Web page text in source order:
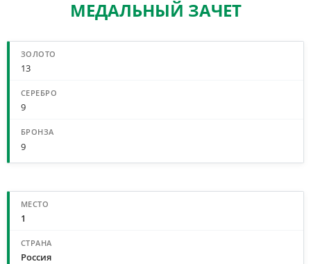
МЕДАЛЬНЫЙ ЗАЧЕТ
СВОДНЫЙ МЕДАЛЬНЫЙ ЗАЧЕТ
13
9
9
МЕДАЛЬНЫЙ ЗАЧЕТ ПО СТРАНАМ
1
Россия